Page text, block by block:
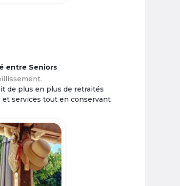
entre Seniors
de plus en plus de retraités
services tout en conservant